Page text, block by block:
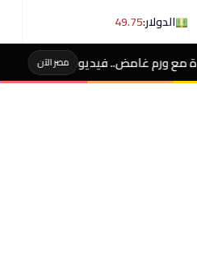
الدولار:49.75
مصر الآن عاجل- تحذير عاجل